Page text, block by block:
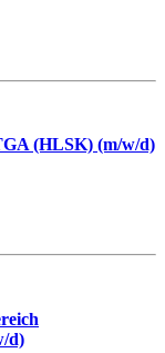
(HLSK) (m/w/d)
d)